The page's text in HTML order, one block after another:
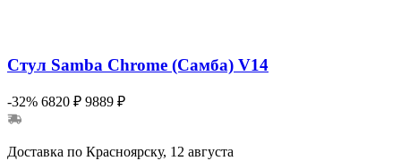
Стул Samba Chrome (Самба) V14
-32% 6820 ₽ 9889 ₽
Доставка по Красноярску, 12 августа